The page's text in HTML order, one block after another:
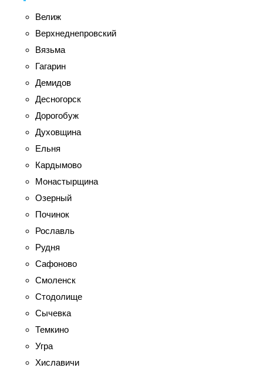
Велиж
Верхнеднепровский
Вязьма
Гагарин
Демидов
Десногорск
Дорогобуж
Духовщина
Ельня
Кардымово
Монастырщина
Озерный
Починок
Рославль
Рудня
Сафоново
Смоленск
Стодолище
Сычевка
Темкино
Угра
Хиславичи